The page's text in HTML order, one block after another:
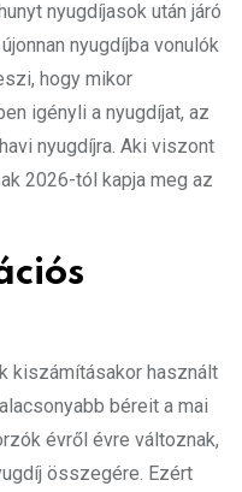
nyugdíjasok után járó
nyugdíjba vonulók
hogy mikor
igényli a nyugdíjat, az
nyugdíjra. Aki viszont
2026-tól kapja meg az
kiszámításakor használt
béreit a mai
évről évre változnak,
összegére. Ezért